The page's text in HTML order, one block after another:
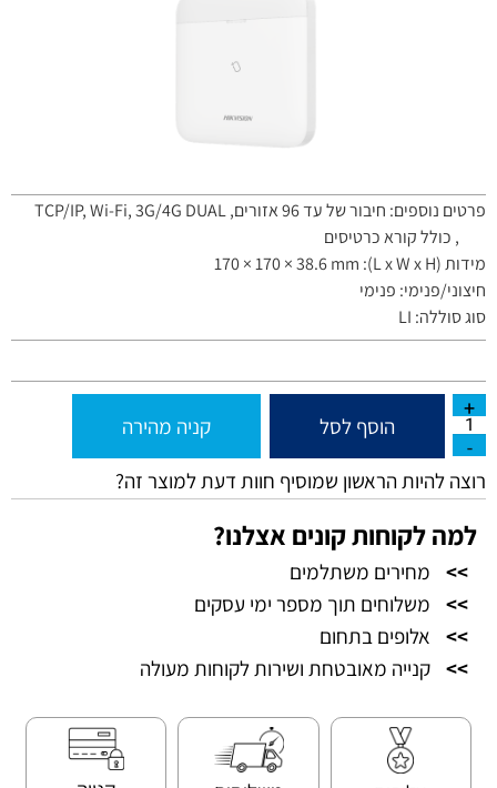
פרטים נוספים: חיבור של עד 96 אזורים, TCP/IP, Wi-Fi, 3G/4G DUAL
מידות (L x W x H): 170 × 170 × 38.6 mm
חיצוני/פנימי: פנימי
סוג סוללה: LI
הוסף לסל קניה מהירה
רוצה להיות הראשון שמוסיף חוות דעת למוצר זה?
למה לקוחות קונים אצלנו?
>>
מחירים משתלמים
>>
משלוחים תוך מספר ימי עסקים
>>
אלופים בתחום
>> קנייה מאובטחת ושירות לקוחות מעולה